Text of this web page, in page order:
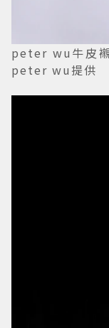
peter wu牛皮
peter wu提供